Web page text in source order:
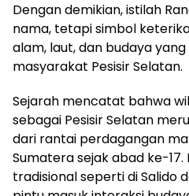
Dengan demikian, istilah
nama, tetapi simbol
alam, laut, dan budaya
masyarakat Pesisir Selatan.
Sejarah mencatat bahwa
sebagai Pesisir Selatan
dari rantai perdagangan
Sumatera sejak abad ke-
tradisional seperti di Salido